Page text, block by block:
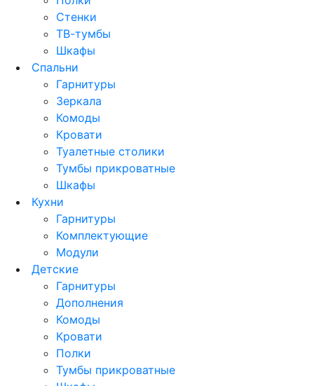
Стенки
ТВ-тумбы
Шкафы
Спальни
Гарнитуры
Зеркала
Комоды
Кровати
Туалетные столики
Тумбы прикроватные
Шкафы
Кухни
Гарнитуры
Комплектующие
Модули
Детские
Гарнитуры
Дополнения
Комоды
Кровати
Полки
Тумбы прикроватные